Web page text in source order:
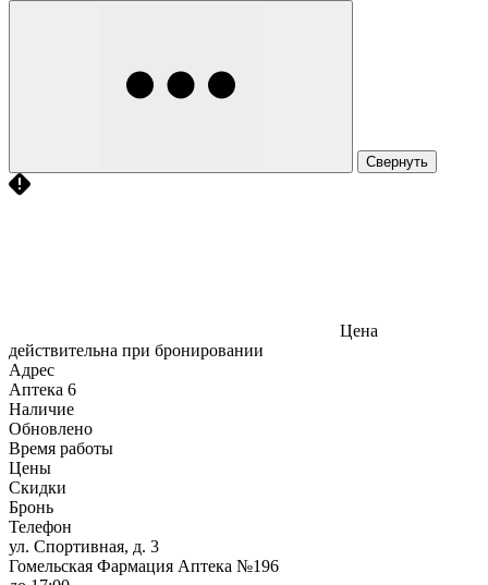
Свернуть
Цена
действительна при бронировании
Адрес
Аптека 6
Наличие
Обновлено
Время работы
Цены
Скидки
Бронь
Телефон
ул. Спортивная, д. 3
Гомельская Фармация Аптека №196